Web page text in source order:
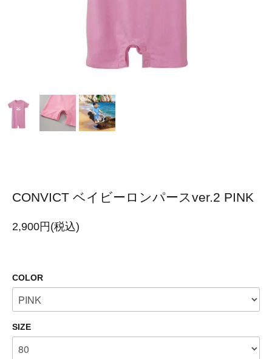
CONVICT ベイビーロンパースver.2 PINK
2,900円(税込)
COLOR
SIZE